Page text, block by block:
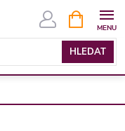
HLEDAT
NÁKUPNÍ
KOŠÍK